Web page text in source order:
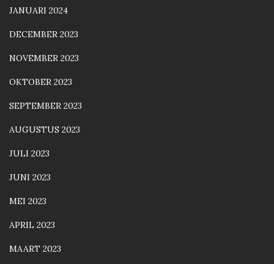
JANUARI 2024
DECEMBER 2023
NOVEMBER 2023
OKTOBER 2023
SEPTEMBER 2023
AUGUSTUS 2023
JULI 2023
JUNI 2023
MEI 2023
APRIL 2023
MAART 2023